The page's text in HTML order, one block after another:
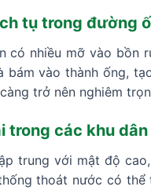
tụ trong đường
có nhiều mỡ vào
bám vào thành ống,
trở nên nghiêm
trong các khu
trung với mật độ
thoát nước có